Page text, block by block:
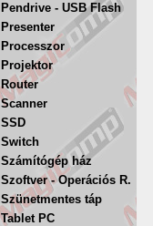
Pendrive - USB Flash
Presenter
Processzor
Projektor
Router
Scanner
SSD
Switch
Számítógép ház
Szoftver - Operációs R.
Szünetmentes táp
Tablet PC